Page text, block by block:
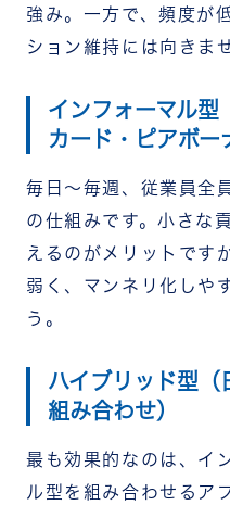
強み。一方で、頻度が
ション維持には向きま
インフォーマル型
カード・ピアボー
毎日〜毎週、従業員全
の仕組みです。小さな
えるのがメリットです
弱く、マンネリ化しや
う。
ハイブリッド型（
組み合わせ）
最も効果的なのは、イ
ル型を組み合わせるア